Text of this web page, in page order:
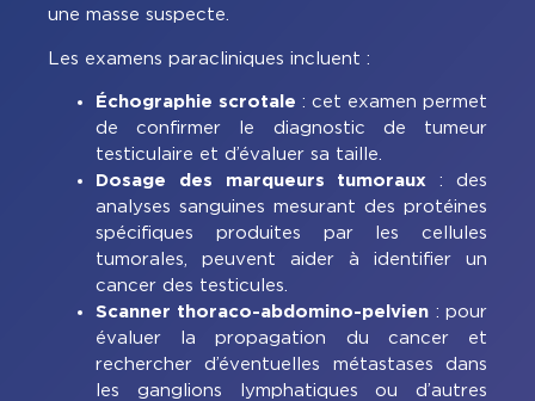
une masse suspecte.
Les examens paracliniques incluent :
Échographie scrotale : cet examen permet
de confirmer le diagnostic de tumeur
testiculaire et d’évaluer sa taille.
Dosage des marqueurs tumoraux : des
analyses sanguines mesurant des protéines
spécifiques produites par les cellules
tumorales, peuvent aider à identifier un
cancer des testicules.
Scanner thoraco-abdomino-pelvien : pour
évaluer la propagation du cancer et
rechercher d’éventuelles métastases dans
les ganglions lymphatiques ou d’autres